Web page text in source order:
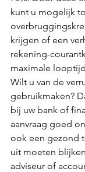
kunt u mogelijk
krijgen of een
rekening-
maximale looptijd
Wilt u van de
gebruikmaken?
bij uw bank of
aanvraag goed
ook een gezond
uit moeten
adviseur of